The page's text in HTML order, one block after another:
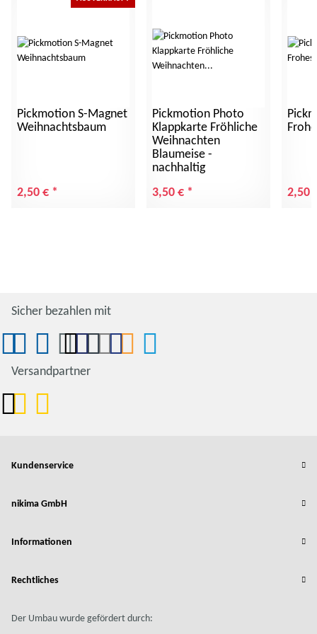
Pickmotion S-Magnet
Weihnachtsbaum
2,50 € *
Pickmotion Photo
Klappkarte Fröhliche
Weihnachten
Blaumeise -
nachhaltig
3,50 € * 2,50
Sicher bezahlen mit
Versandpartner
Kundenservice
nikima GmbH
Informationen
Rechtliches
Der Umbau wurde gefördert durch: